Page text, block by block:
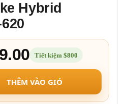
Hybrid
Tiết kiệm $800
THÊM VÀO GIỎ